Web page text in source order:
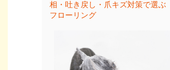
相・吐き戻し・爪キズ対策で選ぶ
フローリング